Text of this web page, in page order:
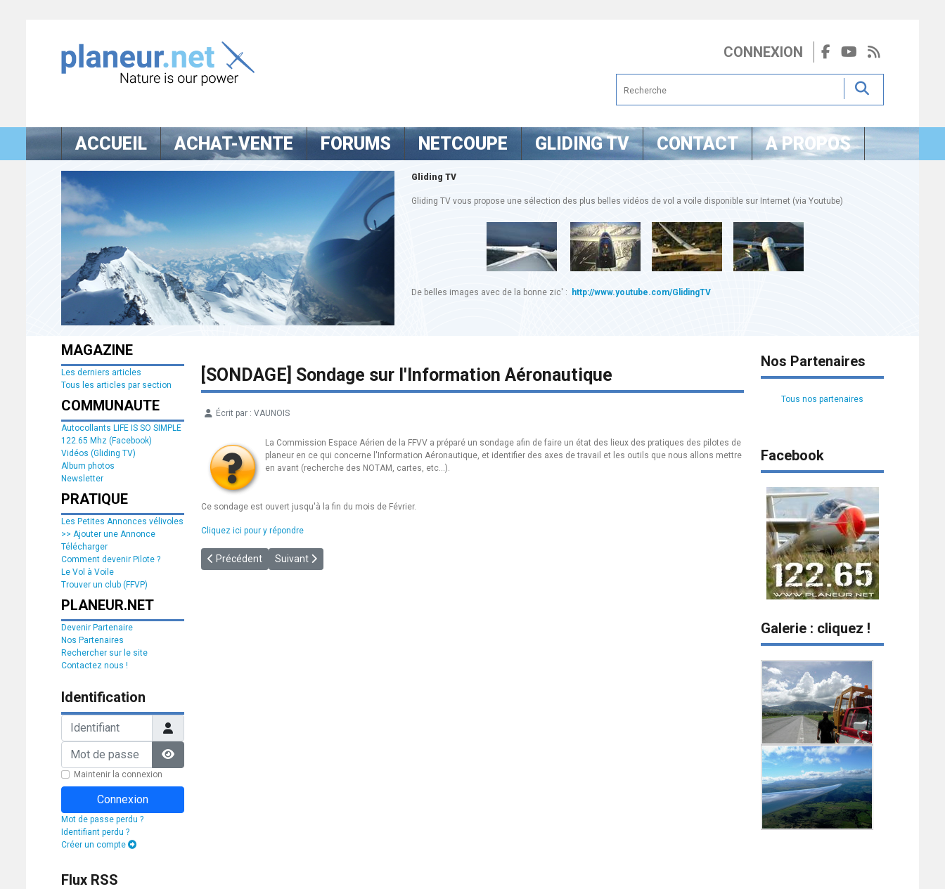
CONNEXION
ACCUEIL ACHAT-VENTE FORUMS NETCOUPE GLIDING TV CONTACT A PROPOS
Gliding TV
Gliding TV vous propose une sélection des plus belles vidéos de vol a voile disponible sur Internet (via Youtube)
De belles images avec de la bonne zic' : http://www.youtube.com/GlidingTV
MAGAZINE
Les derniers articles
Tous les articles par section
COMMUNAUTE
Autocollants LIFE IS SO SIMPLE
122.65 Mhz (Facebook)
Vidéos (Gliding TV)
Album photos
Newsletter
PRATIQUE
Les Petites Annonces vélivoles
>> Ajouter une Annonce
Télécharger
Comment devenir Pilote ?
Le Vol à Voile
Trouver un club (FFVP)
PLANEUR.NET
Devenir Partenaire
Nos Partenaires
Rechercher sur le site
Contactez nous !
Identification
Identifiant
Mot de passe
Afficher le mot de passe
Maintenir la connexion
Connexion
Mot de passe perdu ?
Identifiant perdu ?
Créer un compte
Flux RSS
[SONDAGE] Sondage sur l'Information Aéronautique
Écrit par : VAUNOIS
La Commission Espace Aérien de la FFVV a préparé un sondage afin de faire un état des lieux des pratiques des pilotes de
planeur en ce qui concerne l'Information Aéronautique, et identifier des axes de travail et les outils que nous allons mettre
en avant (recherche des NOTAM, cartes, etc...).
Ce sondage est ouvert jusqu'à la fin du mois de Février.
Cliquez ici pour y répondre
Article précédent : [EA] Mise à jour du protocole de Cognac
Précédent Article suivant : [EA] Carte Alpes
Suivant
Nos Partenaires
Tous nos partenaires
Facebook
Galerie : cliquez !